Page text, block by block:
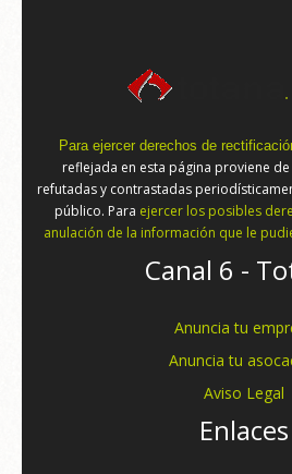
Para ejercer derechos de
reflejada en esta página proviene
refutadas y contrastadas
público. Para ejercer los posibles
anulación de la información que le
Canal 6 -
Anuncia tu
Anuncia tu
Aviso Legal
Enlaces